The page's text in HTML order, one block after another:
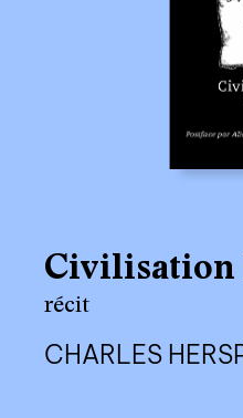
Civilisation
récit
CHARLES